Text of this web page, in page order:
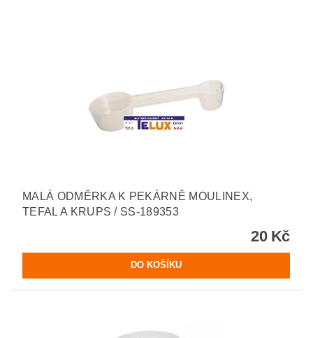
MALÁ ODMĚRKA K PEKÁRNĚ MOULINEX,
TEFAL A KRUPS / SS-189353
20 Kč